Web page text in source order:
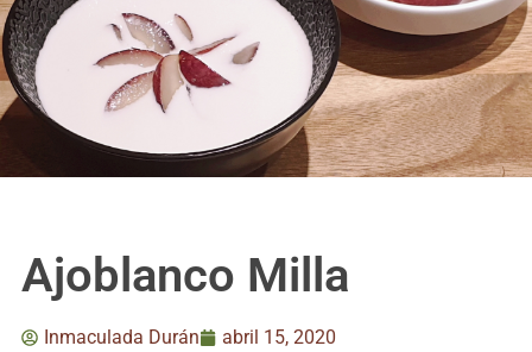
Ajoblanco Milla
Inmaculada Durán abril 15, 2020